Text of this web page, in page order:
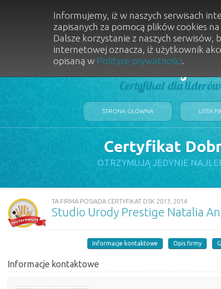
Dobry
Certyfikat dla
STRONA GŁÓWNA LISTA
Certyfikat
OTRZYMUJĄ JEDYNIE
TA FIRMA POSIADA CERTYFIKAT DSK 2013, 2014
Studio Urody Prestige Natalia
Informacje kontaktowe Opis firmy
Informacje kontaktowe
Informujemy, iż w naszych serwisach
zapisanych za pomocą plików cookies
Dalsze korzystanie z naszych
internetowej oznacza, iż użytkownik
opisaną w Polityce prywatności.